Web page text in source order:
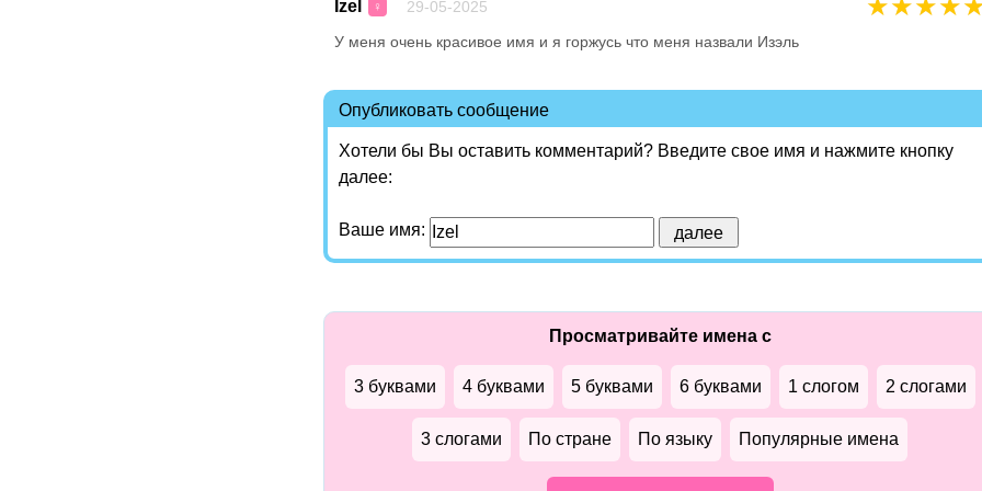
Izel ♀ 29-05-2025 ★★★★
У меня очень красивое имя и я горжусь что меня назвали Изэль
Опубликовать сообщение
Хотели бы Вы оставить комментарий? Введите свое имя и нажмите кнопку
далее:
Ваше имя:
Просматривайте имена с
3 буквами 4 буквами 5 буквами 6 буквами 1 слогом 2 слогами
3 слогами По стране По языку Популярные имена